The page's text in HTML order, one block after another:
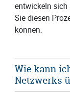
entwickeln sich
Sie diesen
können.
Wie kann
Netzwerks